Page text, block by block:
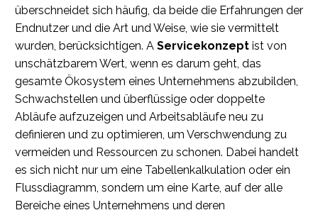
überschneidet sich häufig, da beide die Erfahrungen der
Endnutzer und die Art und Weise, wie sie vermittelt
wurden, berücksichtigen. A Servicekonzept ist von
unschätzbarem Wert, wenn es darum geht, das
gesamte Ökosystem eines Unternehmens abzubilden,
Schwachstellen und überflüssige oder doppelte
Abläufe aufzuzeigen und Arbeitsabläufe neu zu
definieren und zu optimieren, um Verschwendung zu
vermeiden und Ressourcen zu schonen. Dabei handelt
es sich nicht nur um eine Tabellenkalkulation oder ein
Flussdiagramm, sondern um eine Karte, auf der alle
Bereiche eines Unternehmens und deren